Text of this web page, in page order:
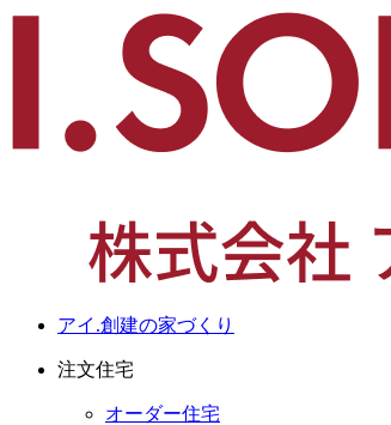
アイ.創建の家づくり
注文住宅
オーダー住宅